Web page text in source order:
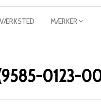
VÆRKSTED MÆRKER
0123-